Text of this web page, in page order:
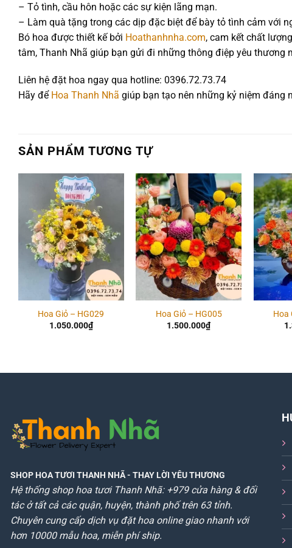
– Tỏ tình, cầu hôn hoặc các sự kiện lãng mạn.
– Làm quà tặng trong các dịp đặc biệt để bày tỏ tình cảm với
Bó hoa được thiết kế bởi Hoathanhnha.com, cam kết chất
tâm, Thanh Nhã giúp bạn gửi đi những thông điệp yêu thương
Liên hệ đặt hoa ngay qua hotline: 0396.72.73.74
Hãy để Hoa Thanh Nhã giúp bạn tạo nên những kỷ niệm đáng
SẢN PHẨM TƯƠNG TỰ
Add to
wishlist
Hoa Giỏ – HG029
1.050.000₫
Add to
wishlist
Hoa Giỏ – HG005
1.500.000₫
Hoa
SHOP HOA TƯƠI THANH NHÃ- THAY LỜI YÊU THƯƠNG
Hệ thống shop hoa tươi Thanh Nhã: +979 cửa hàng & đối
tác ở tất cả các quận, huyện, thành phố trên 63 tỉnh.
Chuyên cung cấp dịch vụ đặt hoa online giao nhanh với
hơn 10000 mẫu hoa, miễn phí ship.